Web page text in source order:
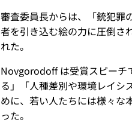
審査委員長からは、「銃犯罪
者を引き込む絵の力に圧倒さ
れた。
Novgorodoff は受賞スピーチ
る」「人種差別や環境レイシ
めに、若い人たちには様々な
った。